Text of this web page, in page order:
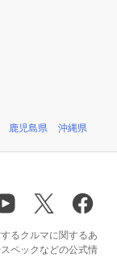
鹿児島県 沖縄県
るクルマに関するあ
ペックなどの公式情